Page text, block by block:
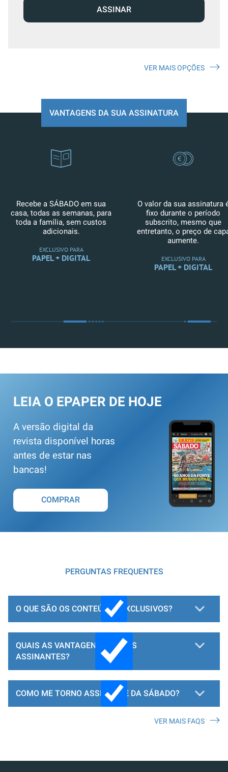
ASSINAR
VER MAIS OPÇÕES
VANTAGENS DA SUA ASSINATURA
Recebe a SÁBADO em sua
casa, todas as semanas, para
toda a família, sem custos
adicionais.
EXCLUSIVO PARA
PAPEL + DIGITAL
O valor da sua assinatura
fixo durante o período
subscrito, mesmo que
entretanto, o preço de
aumente.
EXCLUSIVO PARA
PAPEL + DIGITAL
LEIA O EPAPER DE HOJE
A versão digital da
revista disponível horas
antes de estar nas
bancas!
COMPRAR
PERGUNTAS FREQUENTES
O QUE SÃO OS CONTEÚDOS EXCLUSIVOS?
QUAIS AS VANTAGENS PARA OS
ASSINANTES?
COMO ME TORNO ASSINANTE DA SÁBADO?
VER MAIS FAQS